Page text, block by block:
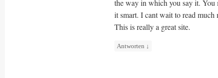
the way in which you say it. You
it smart. I cant wait to read much
This is really a great site.
Antworten ↓